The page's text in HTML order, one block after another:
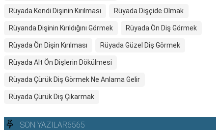
Rüyada Kendi Dişinin Kırılması Rüyada Dişçide Olmak
Rüyanda Dişinin Kırıldığını Görmek Rüyada Ön Diş Görmek
Rüyada Ön Dişin Kırılması Rüyada Güzel Diş Görmek
Rüyada Alt Ön Dişlerin Dökülmesi
Rüyada Çürük Diş Görmek Ne Anlama Gelir
Rüyada Çürük Diş Çıkarmak
SON YAZILAR6565